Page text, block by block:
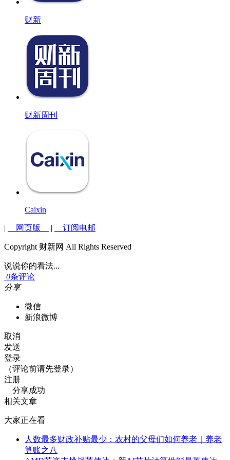
财新
财新周刊
Caixin
| 网页版 | 订阅电邮
Copyright 财新网 All Rights Reserved
说说你的看法...
0条评论
分享
微信
新浪微博
取消
发送
登录
（评论前请先登录）
注册
分享成功
相关文章
大家正在看
人数最多财政补贴最少：农村的父母们如何养老｜养老
算账之八